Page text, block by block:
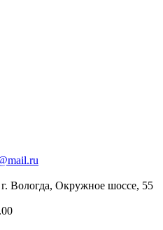
Вологда, Окружное шоссе, 55